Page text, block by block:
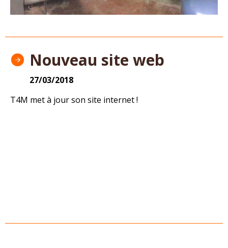
Nouveau site web
27/03/2018
T4M met à jour son site internet !